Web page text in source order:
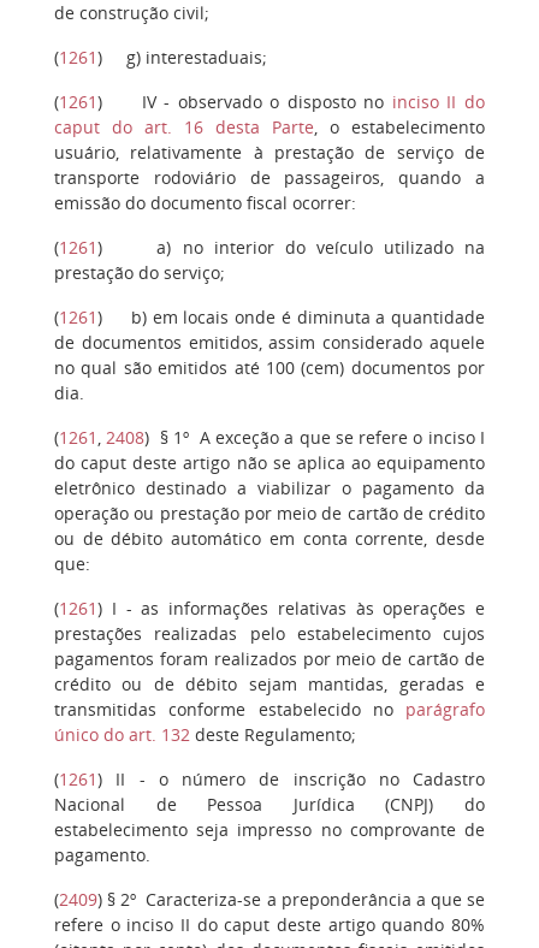
de construção civil;
(1261) g) interestaduais;
(1261) IV- observado o disposto no inciso II do
caput do art. 16 desta Parte, o estabelecimento
usuário, relativamente à prestação de serviço de
transporte rodoviário de passageiros, quando a
emissão do documento fiscal ocorrer:
(1261)a) no interior do veículo utilizado na
prestação do serviço;
(1261) b)em locais onde é diminuta a quantidade
de documentos emitidos, assim considerado aquele
no qual são emitidos até 100 (cem) documentos por
dia.
(1261 ,2408) § 1º A exceção a que se refere o inciso I
do caput deste artigo não se aplica ao equipamento
eletrônico destinado a viabilizar o pagamento da
operação ou prestação por meio de cartão de crédito
ou de débito automático em conta corrente, desde
que:
(1261) I - as informações relativas às operações e
prestações realizadas pelo estabelecimento cujos
pagamentos foram realizados por meio de cartão de
crédito ou de débito sejam mantidas, geradas e
transmitidas conforme estabelecido no parágrafo
único do art. 132 deste Regulamento;
(1261) II - o número de inscrição no Cadastro
Nacional de Pessoa Jurídica (CNPJ) do
estabelecimento seja impresso no comprovante de
pagamento.
(2409) § 2º Caracteriza-se a preponderância a que se
refere o inciso II do caput deste artigo quando 80%